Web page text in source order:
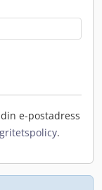
e-postadress
.